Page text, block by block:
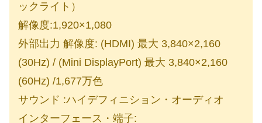
ックライト）
解像度:1,920×1,080
外部出力 解像度: (HDMI) 最大 3,840×2,160
(30Hz) / (Mini DisplayPort) 最大 3,840×2,160
(60Hz) /1,677万色
サウンド :ハイデフィニション・オーディオ
インターフェース・端子: